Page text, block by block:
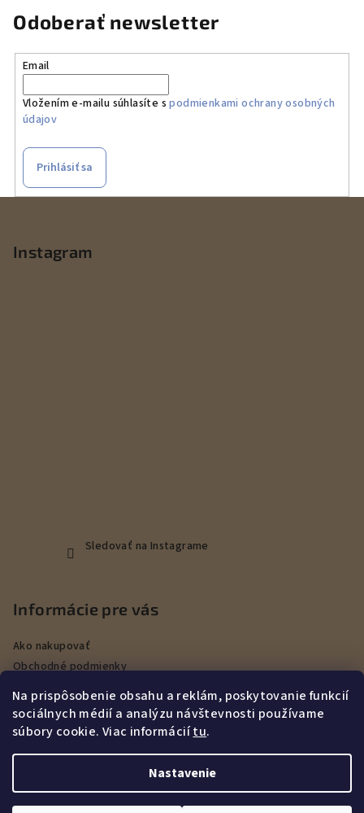
Na prispôsobenie obsahu a reklám, poskytovanie funkcií
sociálnych médií a analýzu návštevnosti používame
súbory cookie. Viac informáciítu.
Nastavenie
Odoberať newsletter
Email
Vložením e-mailu súhlasíte spodmienkami ochrany osobných
údajov
Prihlásiť sa
Instagram
Sledovať na Instagrame
Informácie pre vás
Ako nakupovať
Obchodné podmienky
Podmienky ochrany osobných údajov
Veľkoobchod
Kontakty